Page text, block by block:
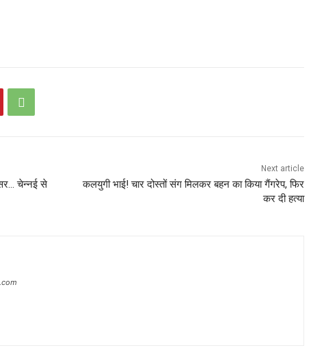
चेन्नई से
Next article
कलयुगी भाई! चार दोस्तों संग मिलकर बहन का किया गैंगरेप, फिर
कर दी हत्या